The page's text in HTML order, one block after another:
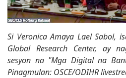
Si Veronica Amaya Lael Sabol,
Global Research Center, ay
sesyon na "Mga Digital na
Pinagmulan: OSCE/ODIHR